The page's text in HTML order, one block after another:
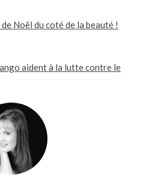
Noël du coté de la beauté !
aident à la lutte contre le